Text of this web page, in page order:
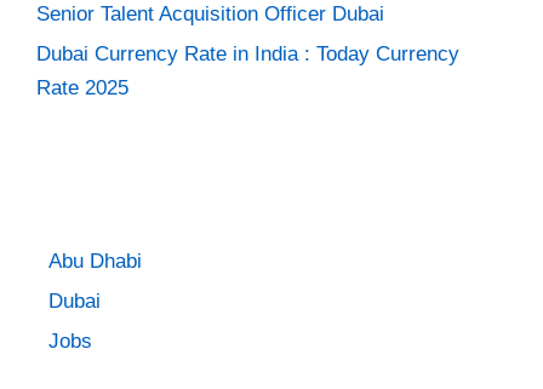
Senior Talent Acquisition Officer Dubai
Dubai Currency Rate in India : Today Currency
Rate 2025
Abu Dhabi
Dubai
Jobs